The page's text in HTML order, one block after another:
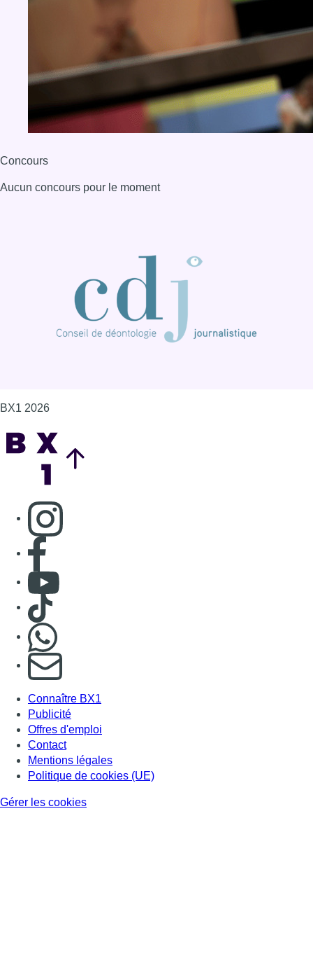
Concours
Aucun concours pour le moment
BX1 2026
Consulter page Instagram
Consulter page Facebook
Consulter Youtube
Consulter TikTok
S'abonner à notre newsletter
Connaître BX1
Publicité
Offres d'emploi
Contact
Mentions légales
Politique de cookies (UE)
Gérer les cookies